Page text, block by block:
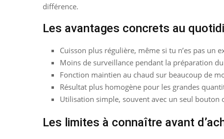
différence.
Les avantages concrets au
Cuisson plus régulière, même si tu n’es pas un
Moins de surveillance pendant la préparation
Fonction maintien au chaud sur beaucoup de
Résultat plus homogène pour les grandes
Utilisation simple, souvent avec un seul bouton
Les limites à connaître avant